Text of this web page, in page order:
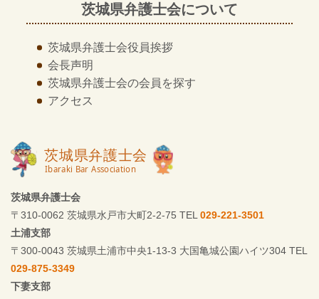
茨城県弁護士会について
茨城県弁護士会役員挨拶
会長声明
茨城県弁護士会の会員を探す
アクセス
茨城県弁護士会
〒310-0062 茨城県水戸市大町2-2-75 TEL 029-221-3501
土浦支部
〒300-0043 茨城県土浦市中央1-13-3 大国亀城公園ハイツ304 TEL
029-875-3349
下妻支部